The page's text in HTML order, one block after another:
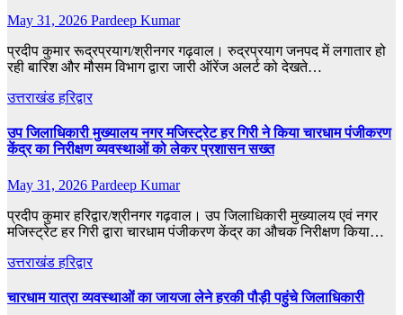
May 31, 2026 Pardeep Kumar
प्रदीप कुमार रूद्रप्रयाग/श्रीनगर गढ़वाल। रुद्रप्रयाग जनपद में लगातार हो
रही बारिश और मौसम विभाग द्वारा जारी ऑरेंज अलर्ट को देखते…
उत्तराखंडहरिद्वार
उप जिलाधिकारी मुख्यालय नगर मजिस्ट्रेट हर गिरी ने किया चारधाम पंजीकरण
केंद्र का निरीक्षण व्यवस्थाओं को लेकर प्रशासन सख्त
May 31, 2026 Pardeep Kumar
प्रदीप कुमार हरिद्वार/श्रीनगर गढ़वाल। उप जिलाधिकारी मुख्यालय एवं नगर
मजिस्ट्रेट हर गिरी द्वारा चारधाम पंजीकरण केंद्र का औचक निरीक्षण किया…
उत्तराखंडहरिद्वार
चारधाम यात्रा व्यवस्थाओं का जायजा लेने हरकी पौड़ी पहुंचे जिलाधिकारी